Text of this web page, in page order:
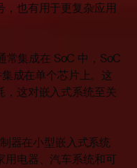
，也有用于更复杂应用
常集成在 SoC 中，SoC
成在单个芯片上。这
，这对嵌入式系统至关
器在小型嵌入式系统
用电器、汽车系统和可